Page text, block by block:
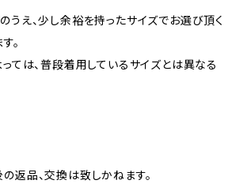
うえ、少し余裕を持ったサイズでお選び頂く
。
っては、普段着用しているサイズとは異なる
返品、交換は致しかねます。